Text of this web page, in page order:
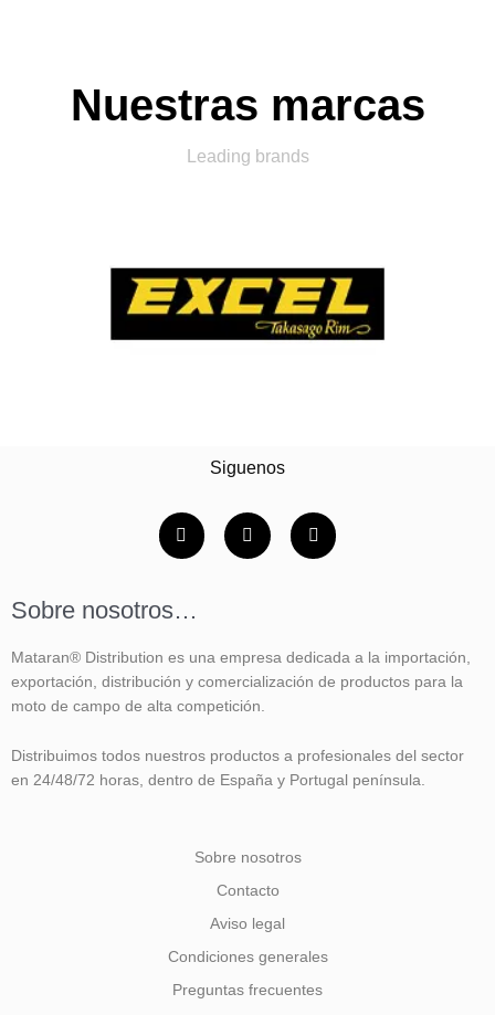
Nuestras marcas
Leading brands
Siguenos
a
c
-
f
n
s
m
o
u
Sobre nosotros…
Mataran® Distribution es una empresa dedicada a la importación,
exportación, distribución y comercialización de productos para la
moto de campo de alta competición.
Distribuimos todos nuestros productos a profesionales del sector
en 24/48/72 horas, dentro de España y Portugal península.
Sobre nosotros
Contacto
Aviso legal
Condiciones generales
Preguntas frecuentes